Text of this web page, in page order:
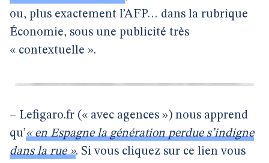
ou, plus exactement l’AFP… dans la rubrique
Économie, sous une publicité très
« contextuelle ».
– Lefigaro.fr (« avec agences ») nous apprend
qu’« en Espagne la génération perdue s’indigne
dans la rue ». Si vous cliquez sur ce lien vous